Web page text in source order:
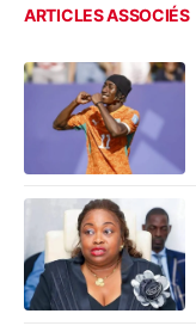
ARTICLES ASSOCIÉS